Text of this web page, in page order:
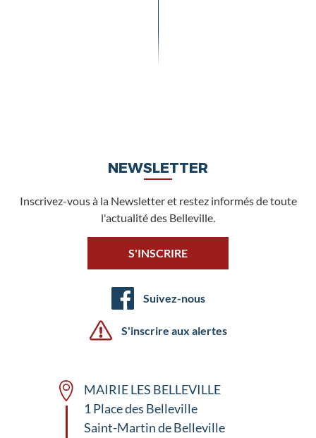
NEWSLETTER
Inscrivez-vous à la Newsletter et restez informés de toute
l'actualité des Belleville.
S'INSCRIRE
Suivez-nous
S'inscrire aux alertes
MAIRIE LES BELLEVILLE
1 Place des Belleville
Saint-Martin de Belleville